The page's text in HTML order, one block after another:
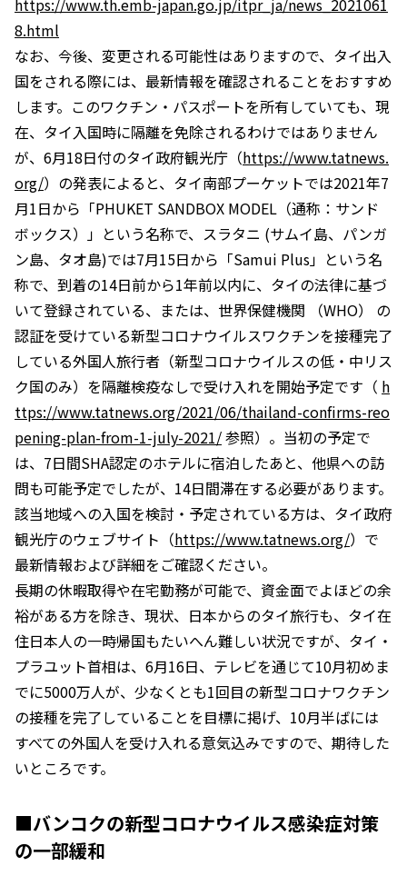
https://www.th.emb-japan.go.jp/itpr_ja/news_2021061
8.html
なお、今後、変更される可能性はありますので、タイ出入
国をされる際には、最新情報を確認されることをおすすめ
します。このワクチン・パスポートを所有していても、現
在、タイ入国時に隔離を免除されるわけではありません
が、6月18日付のタイ政府観光庁（https://www.tatnews.
org/）の発表によると、タイ南部プーケットでは2021年7
月1日から「PHUKET SANDBOX MODEL（通称：サンド
ボックス）」という名称で、スラタニ (サムイ島、パンガ
ン島、タオ島)では7月15日から「Samui Plus」という名
称で、到着の14日前から1年前以内に、タイの法律に基づ
いて登録されている、または、世界保健機関 （WHO） の
認証を受けている新型コロナウイルスワクチンを接種完了
している外国人旅行者（新型コロナウイルスの低・中リス
ク国のみ）を隔離検疫なしで受け入れを開始予定です（ h
ttps://www.tatnews.org/2021/06/thailand-confirms-reo
pening-plan-from-1-july-2021/参照）。当初の予定で
は、7日間SHA認定のホテルに宿泊したあと、他県への訪
問も可能予定でしたが、14日間滞在する必要があります。
該当地域への入国を検討・予定されている方は、タイ政府
観光庁のウェブサイト（https://www.tatnews.org/）で
最新情報および詳細をご確認ください。
長期の休暇取得や在宅勤務が可能で、資金面でよほどの余
裕がある方を除き、現状、日本からのタイ旅行も、タイ在
住日本人の一時帰国もたいへん難しい状況ですが、タイ・
プラユット首相は、6月16日、テレビを通じて10月初めま
でに5000万人が、少なくとも1回目の新型コロナワクチン
の接種を完了していることを目標に掲げ、10月半ばには
すべての外国人を受け入れる意気込みですので、期待した
いところです。
■バンコクの新型コロナウイルス感染症対策
の一部緩和